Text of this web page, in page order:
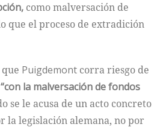
como malversación de
que el proceso de extradición
Puigdemont corra riesgo de
“con la malversación de fondos
se le acusa de un acto concreto
la legislación alemana, no por